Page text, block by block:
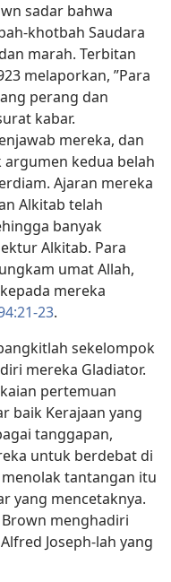
sadar bahwa
khotbah Saudara
marah. Terbitan
melaporkan, ”Para
perang dan
kabar.
mereka, dan
kedua belah
Ajaran mereka
Alkitab telah
banyak
Alkitab. Para
umat Allah,
mereka
23.
sekelompok
mereka Gladiator.
pertemuan
baik Kerajaan yang
tanggapan,
untuk berdebat di
tantangan itu
yang mencetaknya.
menghadiri
Joseph-lah yang